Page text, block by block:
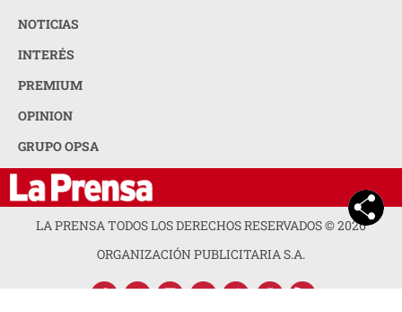
NOTICIAS
INTERÉS
PREMIUM
OPINION
GRUPO OPSA
LA PRENSA TODOS LOS DERECHOS RESERVADOS ©2026
ORGANIZACIÓN PUBLICITARIA S.A.